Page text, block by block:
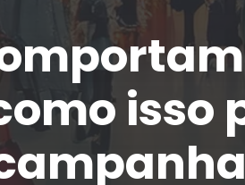
isso